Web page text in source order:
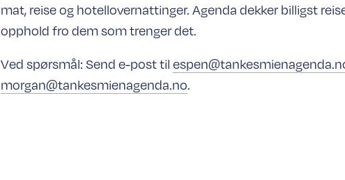
mat, reise og hotellovernattinger. Agenda dekker billigst
opphold fro dem som trenger det.
Ved spørsmål: Send e-post til
morgan@tankesmienagenda.no.